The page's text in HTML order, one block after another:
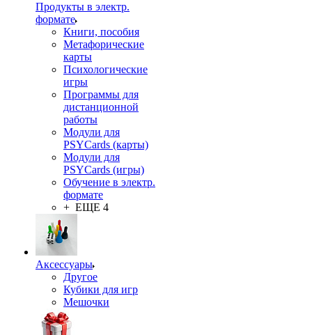
Продукты в электр.
формате
Книги, пособия
Метафорические
карты
Психологические
игры
Программы для
дистанционной
работы
Модули для
PSYCards (карты)
Модули для
PSYCards (игры)
Обучение в электр.
формате
+ ЕЩЕ 4
Аксессуары
Другое
Кубики для игр
Мешочки